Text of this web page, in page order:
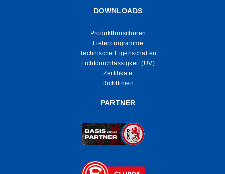
DOWNLOADS
Produktbroschüren
Lieferprogramme
Technische Eigenschaften
Lichtdurchlässigkeit (UV)
Zertifikate
Richtlinien
PARTNER